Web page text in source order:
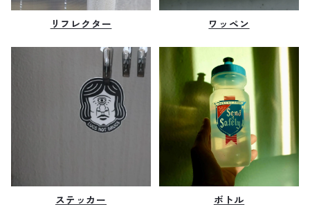
リフレクター ワッペン
ステッカー ボトル